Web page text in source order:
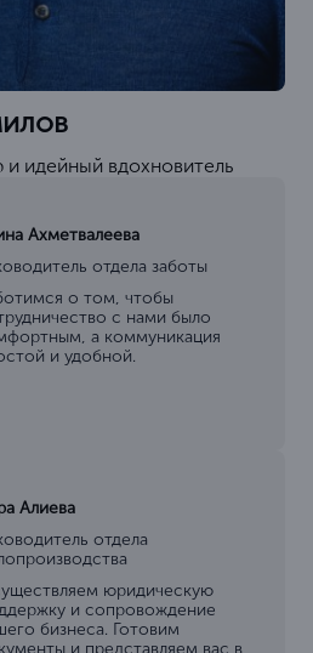
и идейный вдохновитель
Ахметвалеева
отдела заботы
о том, чтобы
с нами было
а коммуникация
и удобной.
Алиева
отдела
юридическую
и сопровождение
бизнеса. Готовим
и представляем вас в